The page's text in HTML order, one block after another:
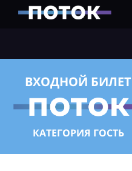
ВХОДНОЙ БИЛЕТ
КАТЕГОРИЯ ГОСТЬ